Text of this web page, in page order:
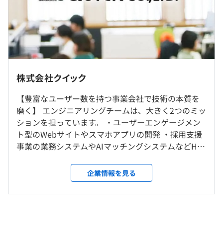
ジェクトが稼働中
★新入社員研修
・全部門集合研修
★各種階層別研修、リーダーシップ強化研修
◎年間MVP受賞者は海外研修に参加いただきます。
◎当社内の研修だけではなく、提携先の外部研修に参加
いただくことも可能。
★幅広いキャリアアップの選択肢
プロジェクトアサイン時もキャリア選択時も、個々の経
験・強み・希望を最大限に加味。キャリアアップの道も豊
★転勤はありません。
★リモートワーク可
（入社研修終了後、週3回出社・週2回在宅のハイブリッ
就業場所の変更範囲
＜雇入時＞
東京本社
＜変更範囲＞
会社の定める場所（在宅勤務をおこなう場所 ／社内規定
により出向を命じることがあり、その場合は出向先の就業
受動喫煙防止措置に関する事項
月の総労働時間：1日の標準労働時間8時間×営業日数
※社会人歴1年目の方は定型労働時間制を適用。9：00～
18：00（実働8時間）
休憩時間：60分
平均残業時間：平均20時間／月
《年間休日：129日／2023年度実績》※計画的有給消化日
（会社指定5日）を含む
・完全週休2日制（土・日）
・祝日
・有給休暇（初年度10日・最高年20日）
研修の有無及び内容
◆新入社員研修
〈全部門集合研修〉
・平村研修（世界文化遺産に認定されている富山県平村の
研修所にて実施）
〈各部門研修（随時）〉
・職務に関する専門知識・スキルを養うための各業界勉強
・コミュニケーション研修やロールプレイングなど
◆各種階層別研修、リーダーシップ強化研修
株式会社クイック
【豊富なユーザー数を持つ事業会社で技術の本質を
磨く】 エンジニアリングチームは、大きく2つのミッ
ションを担っています。 ・ユーザーエンゲージメン
ト型のWebサイトやスマホアプリの開発 ・採用支援
事業の業務システムやAIマッチングシステムなどHR
Webサイトやスマホアプリの開発 これまでにリリー
スしてきたのは、業界No.1のユーザー数を誇るWeb
サイトの数々や、ターゲットユーザー160万人中150
企業情報を見る